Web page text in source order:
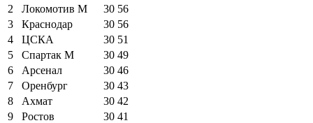
2
Локомотив М 30 56
3
Краснодар 30 56
4
ЦСКА 30 51
5
Спартак М 30 49
6
Арсенал 30 46
7
Оренбург 30 43
8
Ахмат 30 42
9
Ростов 30 41